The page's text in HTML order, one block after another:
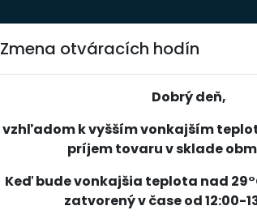
AKCIE NOVINKY SPOLOČNOSŤ
Zmena otváracích hodín
Dobrý deň,
vzhľadom k vyšším vonkajším
príjem tovaru v sklade
Keď bude vonkajšia teplota nad
zatvorený v čase od 12:00-